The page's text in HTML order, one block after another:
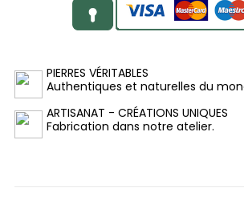
PIERRES VÉRITABLES
Authentiques et naturelles du
ARTISANAT - CRÉATIONS UNIQUES
Fabrication dans notre atelier.